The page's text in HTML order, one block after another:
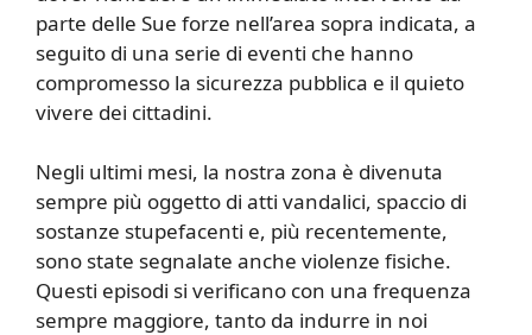
parte delle Sue forze nell’area sopra indicata, a
seguito di una serie di eventi che hanno
compromesso la sicurezza pubblica e il quieto
vivere dei cittadini.
Negli ultimi mesi, la nostra zona è divenuta
sempre più oggetto di atti vandalici, spaccio di
sostanze stupefacenti e, più recentemente,
sono state segnalate anche violenze fisiche.
Questi episodi si verificano con una frequenza
sempre maggiore, tanto da indurre in noi